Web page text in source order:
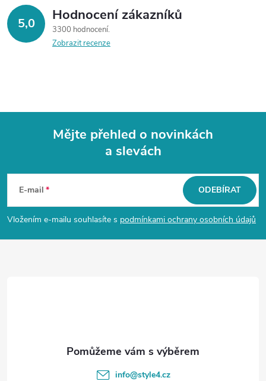
5,0 Hodnocení zákazníků
3300 hodnocení
Zobrazit recenze
p
a
Mějte přehled o novinkách
a slevách
E-mail
Vložením e-mailu souhlasíte s podmínkami ochrany osobních údajů
ODEBÍRAT
info@style4.cz